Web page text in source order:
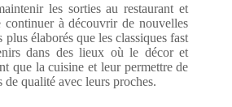
les sorties au restaurant et
continuer à découvrir de nouvelles
plus élaborés que les classiques fast
dans des lieux où le décor et
que la cuisine et leur permettre de
de qualité avec leurs proches.